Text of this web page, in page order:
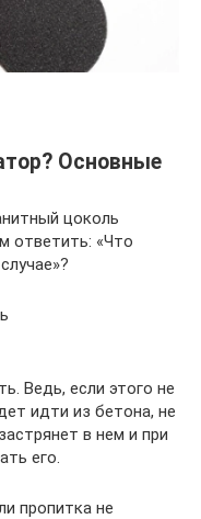
Основные
цоколь
ответить: «Что
Ведь, если этого не
идти из бетона, не
в нем и при
его.
пропитка не